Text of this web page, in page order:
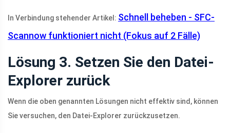
In Verbindung stehender Artikel: Schnell beheben - SFC-
Scannow funktioniert nicht (Fokus auf 2 Fälle)
Lösung 3. Setzen Sie den Datei-
Explorer zurück
Wenn die oben genannten Lösungen nicht effektiv sind, können
Sie versuchen, den Datei-Explorer zurückzusetzen.